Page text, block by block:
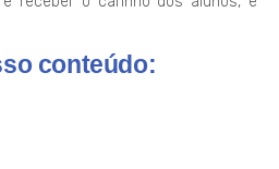
conteúdo: